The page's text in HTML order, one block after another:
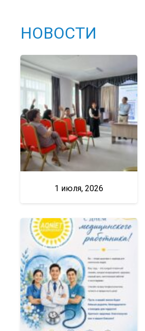
НОВОСТИ
1 июля, 2026